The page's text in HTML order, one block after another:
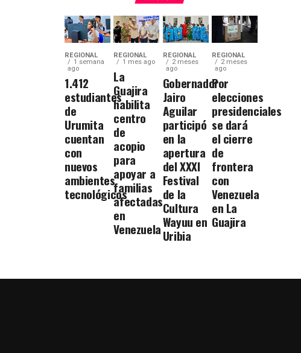
REGIONAL
1 semana
ago
1.412
estudiantes
de
Urumita
cuentan
con
nuevos
ambientes
tecnológicos
REGIONAL
1 mes ago
La
Guajira
habilita
centro
de
acopio
para
apoyar a
familias
afectadas
en
Venezuela
REGIONAL
2 meses
ago
Gobernador
Jairo
Aguilar
participó
en la
apertura
del XXXI
Festival
de la
Cultura
Wayuu en
Uribia
REGIONAL
2 meses
ago
Por
elecciones
presidenciales
se dará
el cierre
de
frontera
con
Venezuela
en La
Guajira